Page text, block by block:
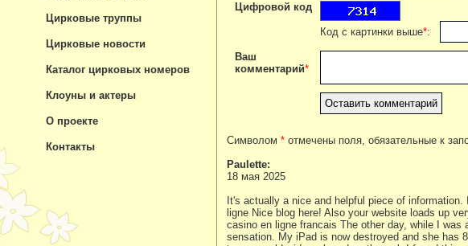
Цифровой код
Код с картинки выше*:
Ваш
комментарий*
Символом * отмечены поля, обязательные к
Paulette:
18 мая 2025
It's actually a nice and helpful piece of
ligne Nice blog here! Also your website loads up
casino en ligne francais The other day, while I
sensation. My iPad is now destroyed and she has
Цирковые труппы
Цирковые новости
Каталог цирковых номеров
Клоуны и актеры
О проекте
Контакты